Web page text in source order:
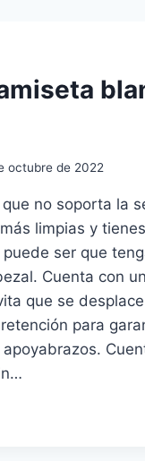
octubre de 2022
no soporta la
limpias y
puede ser que
Cuenta con
que se
para